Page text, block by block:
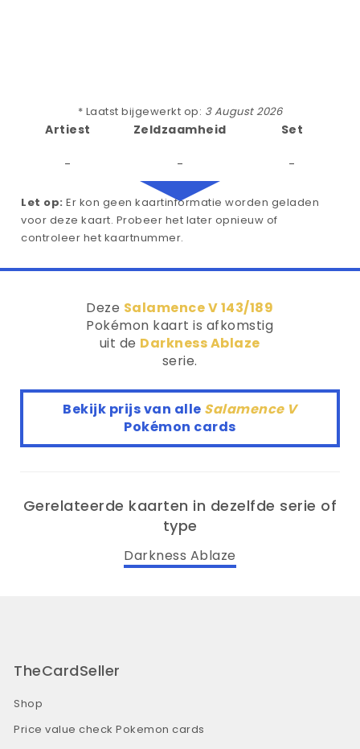
* Laatst bijgewerkt op: 3 August 2026
Artiest
-
Zeldzaamheid
-
Set
-
Let op: Er kon geen kaartinformatie worden geladen
voor deze kaart. Probeer het later opnieuw of
controleer het kaartnummer.
Deze Salamence V 143/189
Pokémon kaart is afkomstig
uit de Darkness Ablaze
serie.
Bekijk prijs van alle Salamence V
Pokémon cards
Gerelateerde kaarten in dezelfde serie of
type
Darkness Ablaze
TheCardSeller
Shop
Price value check Pokemon cards